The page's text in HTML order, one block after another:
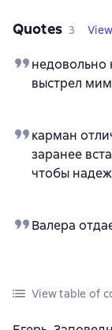
Quotes 3
недовольно
выстрел
карман
заранее
чтобы
Валера
View table of